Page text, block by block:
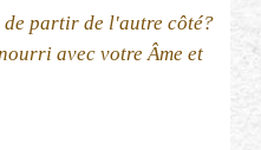
de partir de l'autre côté?
avec votre Âme et